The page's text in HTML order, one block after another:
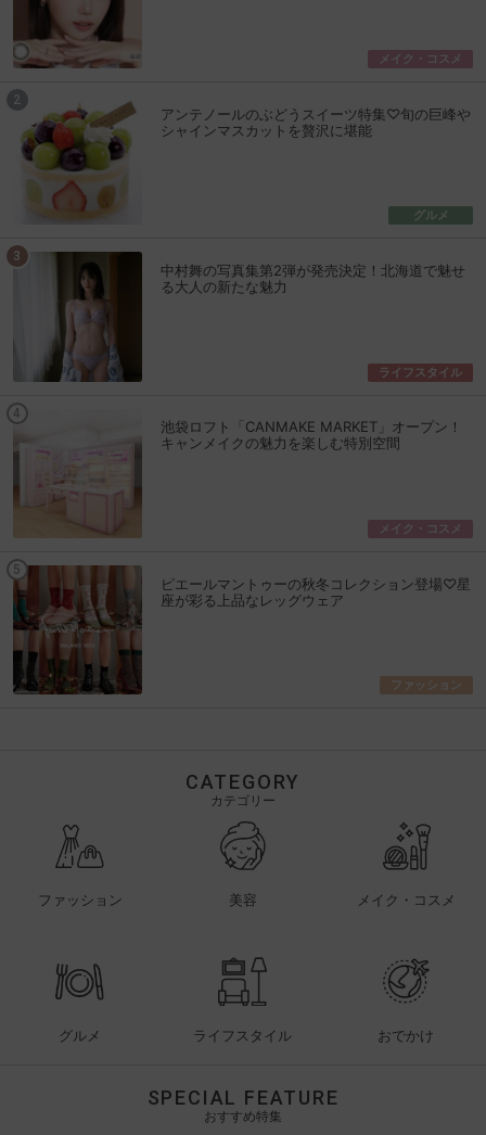
メイク・コスメ
アンテノールのぶどうスイーツ特集♡旬の巨峰や
シャインマスカットを贅沢に堪能
グルメ
中村舞の写真集第2弾が発売決定！北海道で魅せ
る大人の新たな魅力
ライフスタイル
池袋ロフト「CANMAKE MARKET」オープン！
キャンメイクの魅力を楽しむ特別空間
メイク・コスメ
ピエールマントゥーの秋冬コレクション登場♡星
座が彩る上品なレッグウェア
ファッション
CATEGORY
カテゴリー
ファッション 美容 メイク・コスメ
グルメ ライフスタイル おでかけ
SPECIAL FEATURE
おすすめ特集